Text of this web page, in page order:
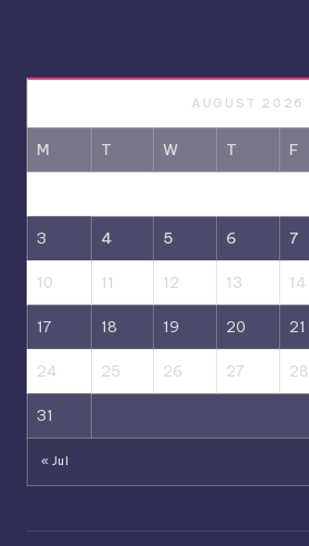
AUGUST 2026
M T W T F
3 4 5 6 7
10 11 12 13 14
17 18 19 20 21
24 25 26 27 28
31
« Jul